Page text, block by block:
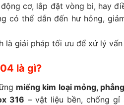
cơ, lắp đặt vòng bi, hay
có thể dẫn đến hư hỏng,
là giải pháp tối ưu để xử lý vấn
là gì?
miếng kim loại mỏng,
316 – vật liệu bền, chống